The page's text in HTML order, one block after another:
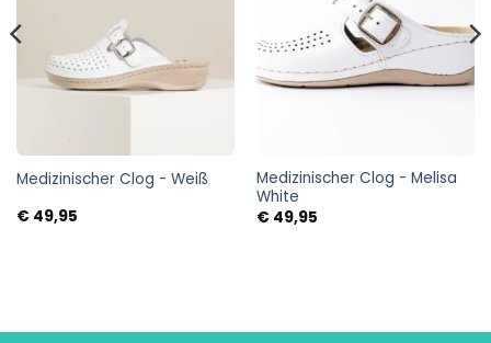
Medizinischer Clog - Weiß
€49,95
Medizinischer Clog - Melisa
White
€49,95